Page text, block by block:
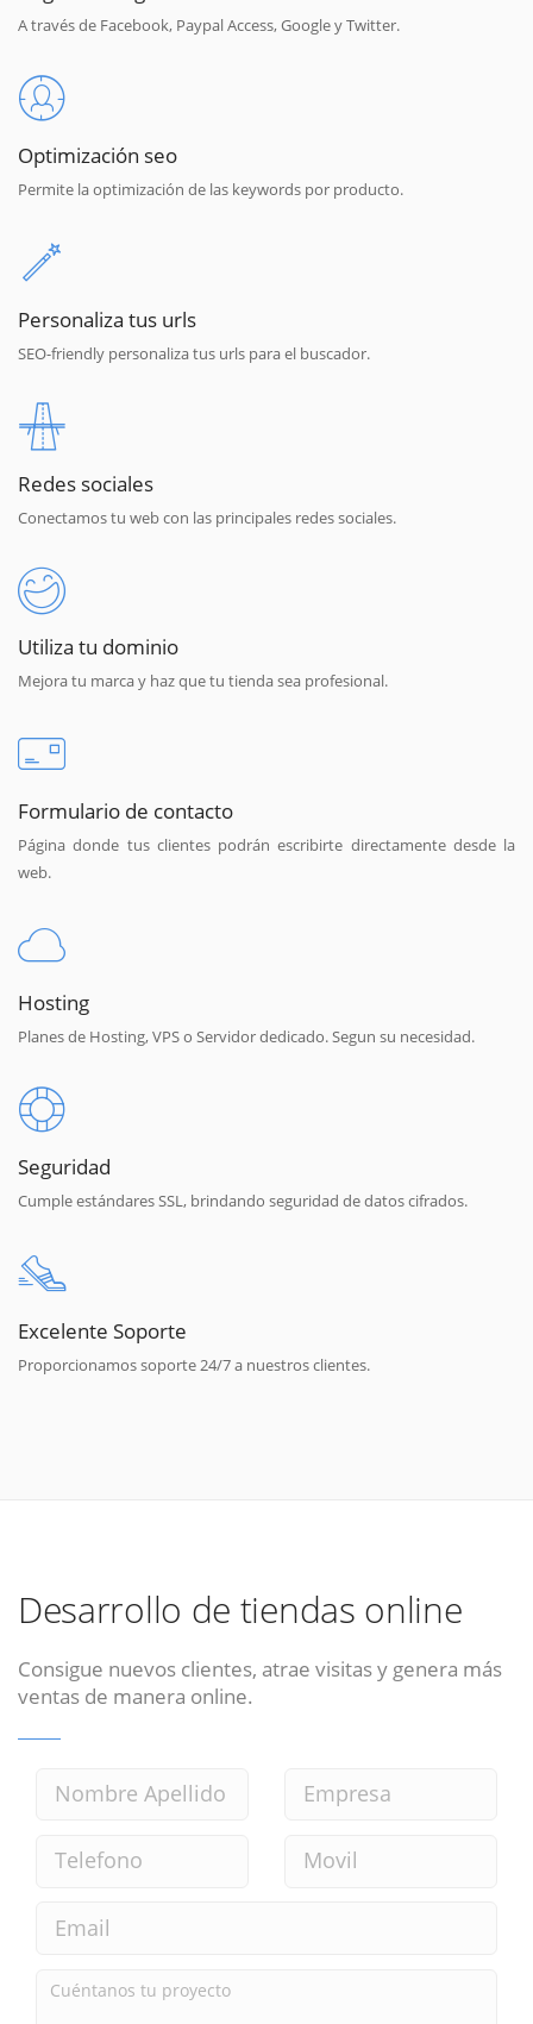
A través de Facebook, Paypal Access, Google y Twitter.
Optimización seo
Permite la optimización de las keywords por producto.
Personaliza tus urls
SEO-friendly personaliza tus urls para el buscador.
Redes sociales
Conectamos tu web con las principales redes sociales.
Utiliza tu dominio
Mejora tu marca y haz que tu tienda sea profesional.
Formulario de contacto
Página donde tus clientes podrán escribirte directamente desde la
web.
Hosting
Planes de Hosting, VPS o Servidor dedicado. Segun su necesidad.
Seguridad
Cumple estándares SSL, brindando seguridad de datos cifrados.
Excelente Soporte
Proporcionamos soporte 24/7 a nuestros clientes.
Desarrollo de tiendas online
Consigue nuevos clientes, atrae visitas y genera más
ventas de manera online.